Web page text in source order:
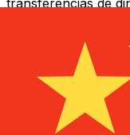
transfiere dinero al
¡Descarga hoy!